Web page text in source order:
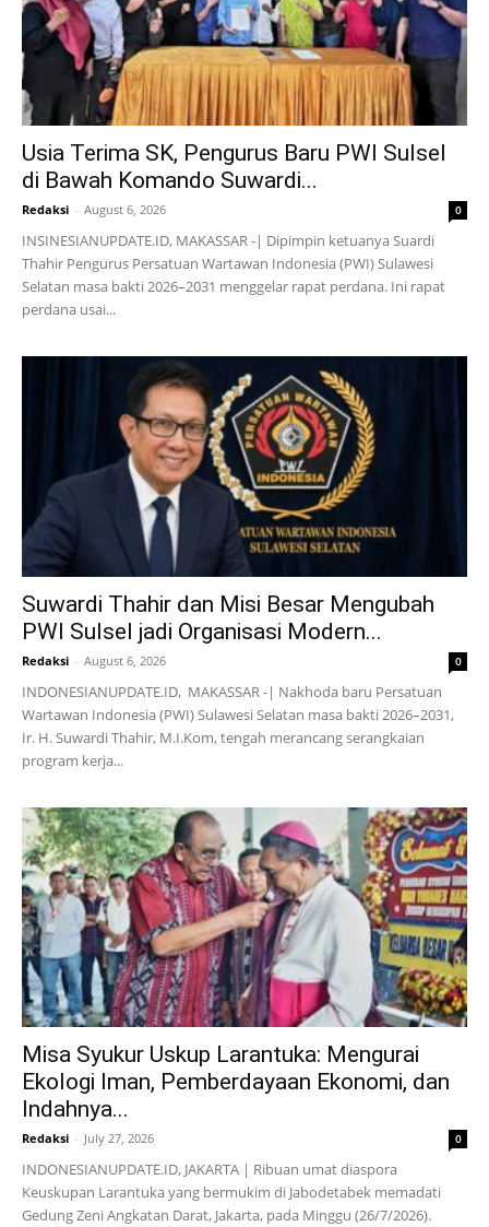
Usia Terima SK, Pengurus Baru PWI Sulsel
di Bawah Komando Suwardi...
Redaksi - August 6, 2026 0
INSINESIANUPDATE.ID, MAKASSAR -| Dipimpin ketuanya Suardi
Thahir Pengurus Persatuan Wartawan Indonesia (PWI) Sulawesi
Selatan masa bakti 2026–2031 menggelar rapat perdana. Ini rapat
perdana usai...
Suwardi Thahir dan Misi Besar Mengubah
PWI Sulsel jadi Organisasi Modern...
Redaksi - August 6, 2026 0
INDONESIANUPDATE.ID, MAKASSAR -| Nakhoda baru Persatuan
Wartawan Indonesia (PWI) Sulawesi Selatan masa bakti 2026–2031,
Ir. H. Suwardi Thahir, M.I.Kom, tengah merancang serangkaian
program kerja...
Misa Syukur Uskup Larantuka: Mengurai
Ekologi Iman, Pemberdayaan Ekonomi, dan
Indahnya...
Redaksi - July 27, 2026 0
INDONESIANUPDATE.ID, JAKARTA | Ribuan umat diaspora
Keuskupan Larantuka yang bermukim di Jabodetabek memadati
Gedung Zeni Angkatan Darat, Jakarta, pada Minggu (26/7/2026).